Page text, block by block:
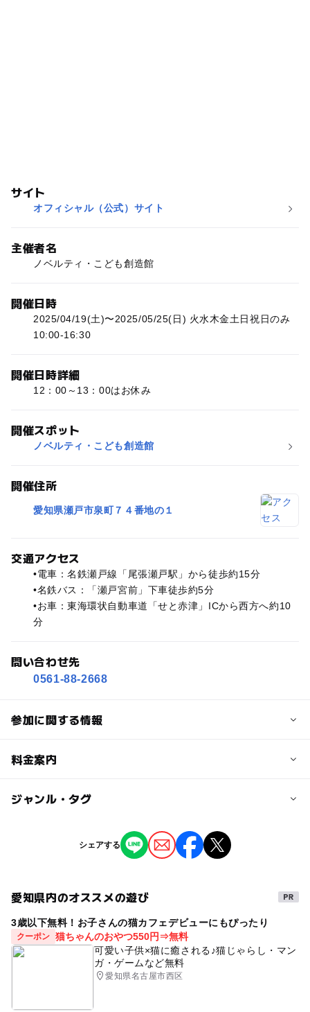
サイト
オフィシャル（公式）サイト
主催者名
ノベルティ・こども創造館
開催日時
2025/04/19(土)〜2025/05/25(日) 火水木金土日祝日のみ
10:00-16:30
開催日時詳細
12：00～13：00はお休み
開催スポット
ノベルティ・こども創造館
開催住所
愛知県瀬戸市泉町７４番地の１
交通アクセス
•電車：名鉄瀬戸線「尾張瀬戸駅」から徒歩約15分
•名鉄バス：「瀬戸宮前」下車徒歩約5分
•お車：東海環状自動車道「せと赤津」ICから西方へ約10
分
問い合わせ先
0561-88-2668
参加に関する情報
対象年齢
料金案内
子供の料金
ジャンル・タグ
タグ
駐車場無料 入館無料 無料で楽しめる 粘土
創造力を育てる 雨の日でも楽しめる 雨でも楽しめる
シェアする
愛知県内のオススメの遊び
3歳以下無料！お子さんの猫カフェデビューにもぴったり
クーポン 猫ちゃんのおやつ550円⇒無料
可愛い子供×猫に癒される♪猫じゃらし・マン
ガ・ゲームなど無料
愛知県名古屋市西区